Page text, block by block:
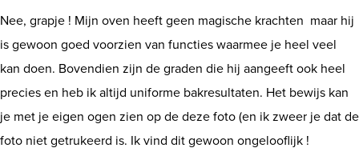
Nee, grapje ! Mijn oven heeft geen magische krachten maar hij
is gewoon goed voorzien van functies waarmee je heel veel
kan doen. Bovendien zijn de graden die hij aangeeft ook heel
precies en heb ik altijd uniforme bakresultaten. Het bewijs kan
je met je eigen ogen zien op de deze foto (en ik zweer je dat de
foto niet getrukeerd is. Ik vind dit gewoon ongelooflijk !